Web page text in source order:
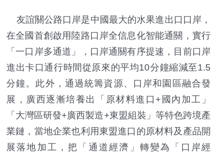
友誼關公路口岸是中國最大的水果進出口口岸，
在全國首創啟用陸路口岸全信息化智能通關，實行
「一口岸多通道」，口岸通關有序提速，目前口岸
進出卡口通行時間從原來的平均10分鐘縮減至1.5
分鐘。此外，通過統籌資源、口岸和園區融合發
展，廣西逐漸培養出「原材料進口+國內加工」
「大灣區研發+廣西製造+東盟組裝」等特色跨境產
業鏈，當地企業也利用東盟進口的原材料及產品開
展落地加工，把「通道經濟」轉變為「口岸經